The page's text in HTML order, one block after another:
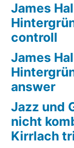
James
controll
James
answer
Jazz und
nicht
Kirrlach